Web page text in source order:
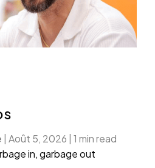
| Août 5, 2026 | 1 min read
in, garbage out